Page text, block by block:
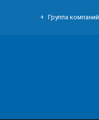
Группа компаний